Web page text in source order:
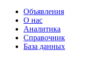
Объявления
О нас
Аналитика
Справочник
База данных